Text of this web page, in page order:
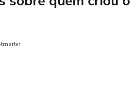
Não é apenas conteúdo — é